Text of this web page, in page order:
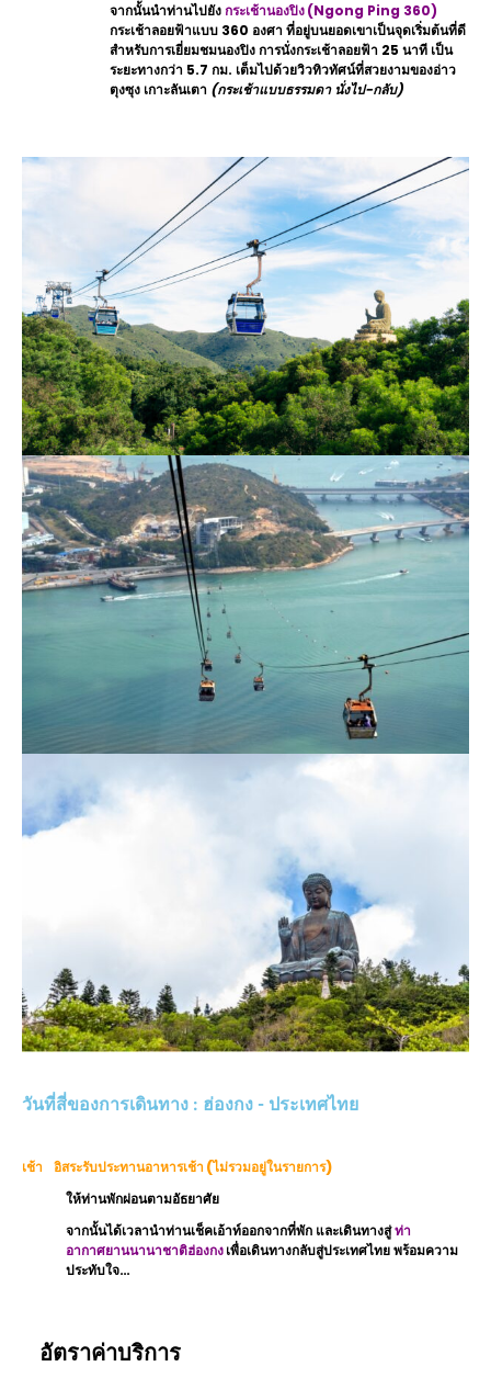
จากนั้นนำท่านไปยังกระเช้านองปิง(Ngong Ping 360)
กระเช้าลอยฟ้าแบบ 360 องศา ที่อยู่บนยอดเขาเป็นจุดเริ่มต้นที่ดี
สำหรับการเยี่ยมชมนองปิง การนั่งกระเช้าลอยฟ้า 25 นาที เป็น
ระยะทางกว่า 5.7 กม. เต็มไปด้วยวิวทิวทัศน์ที่สวยงามของอ่าว
ตุงซุง เกาะลันเตา (กระเช้าแบบธรรมดา นั่งไป-กลับ)
วันที่สี่ของการเดินทาง : ฮ่องกง - ประเทศไทย
เช้า อิสระรับประทานอาหารเช้า (ไม่รวมอยู่ในรายการ)
ให้ท่านพักผ่อนตามอัธยาศัย
จากนั้นได้เวลานำท่านเช็คเอ้าท์ออกจากที่พัก และเดินทางสู่ท่า
อากาศยานนานาชาติฮ่องกงเพื่อเดินทางกลับสู่ประเทศไทย พร้อมความ
ประทับใจ…
อัตราค่าบริการ